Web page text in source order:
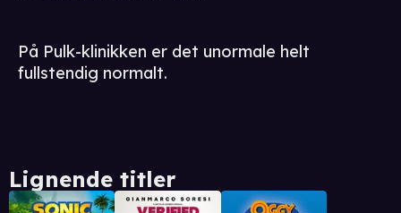
På Pulk-klinikken er det unormale helt
fullstendig normalt.
Lignende titler